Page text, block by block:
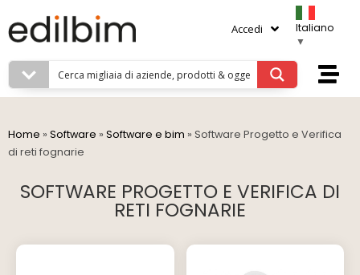
Accedi
Italiano
▼
Home » Software » Software e bim » Software Progetto e Verifica
di reti fognarie
SOFTWARE PROGETTO E VERIFICA DI
RETI FOGNARIE